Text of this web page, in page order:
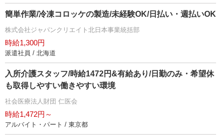
簡単作業/冷凍コロッケの製造/未経験OK/日払い・週払いOK
株式会社ジャパンクリエイト北日本事業統括部
時給1,300円
派遣社員 / 北海道
入所介護スタッフ/時給1472円&有給あり/日勤のみ・希望休
も取得しやすい働きやすい環境
社会医療法人財団 仁医会
時給1,472円～
アルバイト・パート / 東京都